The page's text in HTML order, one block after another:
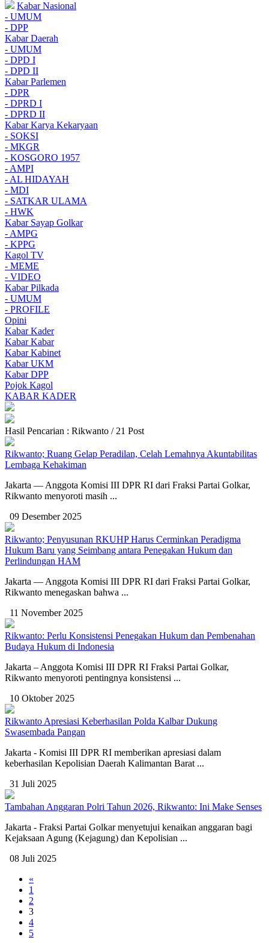
Kabar Nasional
- UMUM
- DPP
Kabar Daerah
- UMUM
- DPD I
- DPD II
Kabar Parlemen
- DPR
- DPRD I
- DPRD II
Kabar Karya Kekaryaan
- SOKSI
- MKGR
- KOSGORO 1957
- AMPI
- AL HIDAYAH
- MDI
- SATKAR ULAMA
- HWK
Kabar Sayap Golkar
- AMPG
- KPPG
Kagol TV
- MEME
- VIDEO
Kabar Pilkada
- UMUM
- PROFILE
Opini
Kabar Kader
Kabar Kabar
Kabar Kabinet
Kabar UKM
Kabar DPP
Pojok Kagol
KABAR KADER
Hasil Pencarian : Rikwanto / 21 Post
Rikwanto; Ruang Gelap Peradilan, Celah Lemahnya Akuntabilitas
Lembaga Kehakiman
Jakarta — Anggota Komisi III DPR RI dari Fraksi Partai Golkar,
Rikwanto menyoroti masih ...
09 Desember 2025
Rikwanto; Penyusunan RKUHP Harus Cerminkan Peradigma
Hukum Baru yang Seimbang antara Penegakan Hukum dan
Perlindungan HAM
Jakarta — Anggota Komisi III DPR RI dari Fraksi Partai Golkar,
Rikwanto menegaskan bahwa ...
11 November 2025
Rikwanto: Perlu Konsistensi Penegakan Hukum dan Pembenahan
Budaya Hukum di Indonesia
Jakarta – Anggota Komisi III DPR RI Fraksi Partai Golkar,
Rikwanto menyoroti pentingnya konsistensi ...
10 Oktober 2025
Rikwanto Apresiasi Keberhasilan Polda Kalbar Dukung
Swasembada Pangan
Jakarta - Komisi III DPR RI memberikan apresiasi dalam
keberhasilan Kepolisian Daerah Kalimantan Barat ...
31 Juli 2025
Tambahan Anggaran Polri Tahun 2026, Rikwanto: Ini Make Senses
Jakarta - Fraksi Partai Golkar menyetujui kenaikan anggaran bagi
Kejaksaan Agung (Kejagung) dan Kepolisian ...
08 Juli 2025
«
1
2
3
4
5